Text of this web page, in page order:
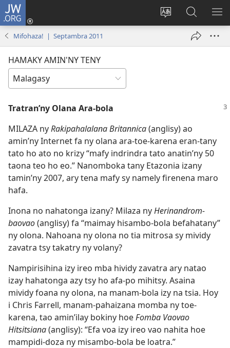
JW.ORG
Hiova
Hiditra
(manokatra
ato
Amin’ny
Mifohaza! | Septambra 2011
HAMAKY AMIN'NY TENY
Tratran’ny Olana Ara-bola
MILAZA nyRakipahalalana Britannica(anglisy) ao
amin’ny Internet fa ny olana ara-toe-karena eran-tany
tato ho ato no krizy “mafy indrindra tato anatin’ny 50
taona teo ho eo.” Nanomboka tany Etazonia izany
tamin’ny 2007, ary tena mafy sy namely firenena maro
hafa.
Inona no nahatonga izany? Milaza nyHerinandrom-
baovao(anglisy) fa “maimay hisambo-bola befahatany”
ny olona. Nahoana ny olona no tia mitrosa sy mividy
zavatra tsy takatry ny volany?
Nampirisihina izy ireo mba hividy zavatra ary natao
izay hahatonga azy tsy ho afa-po mihitsy. Asaina
mividy foana ny olona, na manam-bola izy na tsia. Hoy
i Chris Farrell, manam-pahaizana momba ny toe-
karena, tao amin’ilay bokiny hoeFomba Vaovao
Hitsitsiana(anglisy): “Efa voa izy ireo vao nahita hoe
mampidi-doza ny misambo-bola be loatra.”